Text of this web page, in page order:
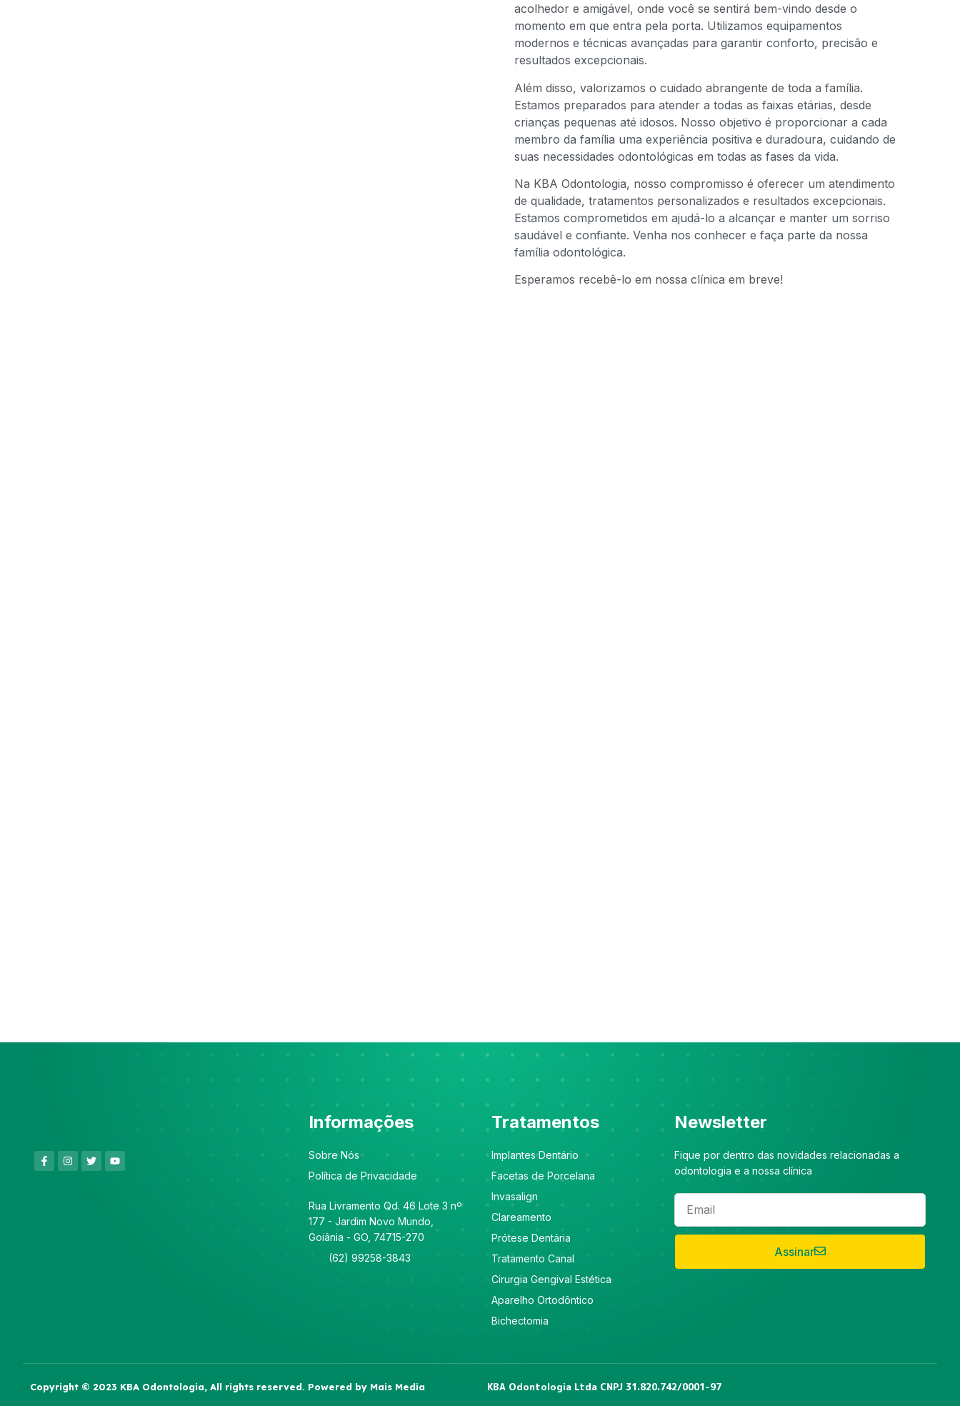
acolhedor e amigável, onde você se sentirá bem-vindo desde o
momento em que entra pela porta. Utilizamos equipamentos
modernos e técnicas avançadas para garantir conforto, precisão e
resultados excepcionais.
Além disso, valorizamos o cuidado abrangente de toda a família.
Estamos preparados para atender a todas as faixas etárias, desde
crianças pequenas até idosos. Nosso objetivo é proporcionar a cada
membro da família uma experiência positiva e duradoura, cuidando de
suas necessidades odontológicas em todas as fases da vida.
Na KBA Odontologia, nosso compromisso é oferecer um atendimento
de qualidade, tratamentos personalizados e resultados excepcionais.
Estamos comprometidos em ajudá-lo a alcançar e manter um sorriso
saudável e confiante. Venha nos conhecer e faça parte da nossa
família odontológica.
Esperamos recebê-lo em nossa clínica em breve!
Informações
Sobre Nós
Política de Privacidade
Rua Livramento Qd. 46 Lote 3 nº
177 - Jardim Novo Mundo,
Goiânia - GO, 74715-270
(62) 99258-3843
Tratamentos
Implantes Dentário
Facetas de Porcelana
Invasalign
Clareamento
Prótese Dentária
Tratamento Canal
Cirurgia Gengival Estética
Aparelho Ortodôntico
Bichectomia
Newsletter
Fique por dentro das novidades relacionadas a
odontologia e a nossa clínica
Assinar
Copyright © 2023 KBA Odontologia, All rights reserved. Powered by Mais Media KBA Odontologia Ltda CNPJ 31.820.742/0001-97